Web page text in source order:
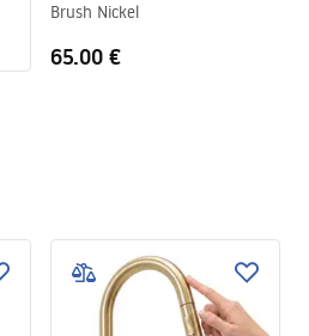
Brush Nickel
65.00 €